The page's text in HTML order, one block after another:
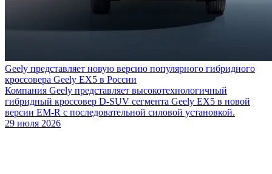
Geely представляет новую версию популярного гибридного
кроссовера Geely EX5 в России
Компания Geely представляет высокотехнологичный
гибридный кроссовер D-SUV сегмента Geely EX5 в новой
версии EM-R с последовательной силовой установкой.
29 июля 2026